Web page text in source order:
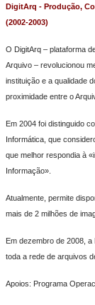
DigitArq - Produção,
(2002-2003)
O DigitArq – plataforma
Arquivo – revolucionou
instituição e a qualidade
proximidade entre o
Em 2004 foi distinguido
Informática, que
que melhor respondia à
Informação».
Atualmente, permite
mais de 2 milhões de
Em dezembro de 2008,
toda a rede de arquivos
Apoios: Programa